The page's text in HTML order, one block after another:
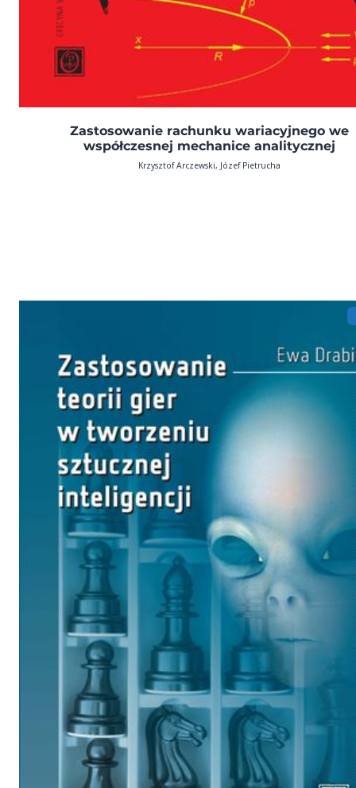
Zastosowanie rachunku wariacyjnego we
współczesnej mechanice analitycznej
Krzysztof Arczewski, Józef Pietrucha